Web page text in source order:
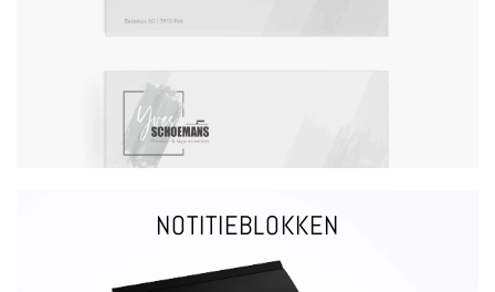
ENVELOPPEN
NOTITIEBLOKKEN